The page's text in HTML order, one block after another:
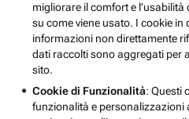
migliorare il comfort e
su come viene usato. I cookie
informazioni non direttamente
dati raccolti sono aggregati per
sito.
Cookie di Funzionalità: Questi
funzionalità e personalizzazioni